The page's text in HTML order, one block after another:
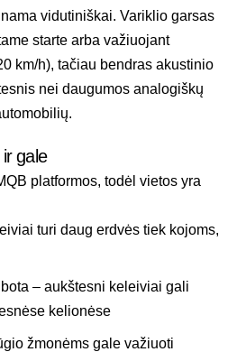
vidutiniškai. Variklio garsas
starte arba važiuojant
km/h), tačiau bendras akustinio
nei daugumos analogiškų
gale
platformos, todėl vietos yra
turi daug erdvės tiek kojoms,
– aukštesni keleiviai gali
kelionėse
žmonėms gale važiuoti